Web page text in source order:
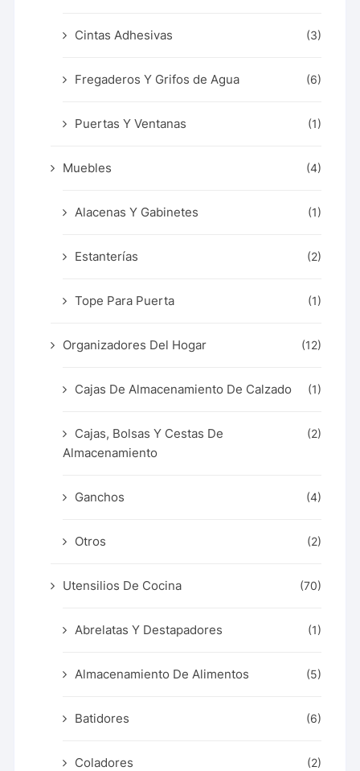
Cintas Adhesivas (3)
Fregaderos Y Grifos de Agua (6)
Puertas Y Ventanas (1)
Muebles (4)
Alacenas Y Gabinetes (1)
Estanterías (2)
Tope Para Puerta (1)
Organizadores Del Hogar (12)
Cajas De Almacenamiento De Calzado (1)
Cajas, Bolsas Y Cestas De
Almacenamiento
(2)
Ganchos (4)
Otros (2)
Utensilios De Cocina (70)
Abrelatas Y Destapadores (1)
Almacenamiento De Alimentos (5)
Batidores (6)
Coladores (2)